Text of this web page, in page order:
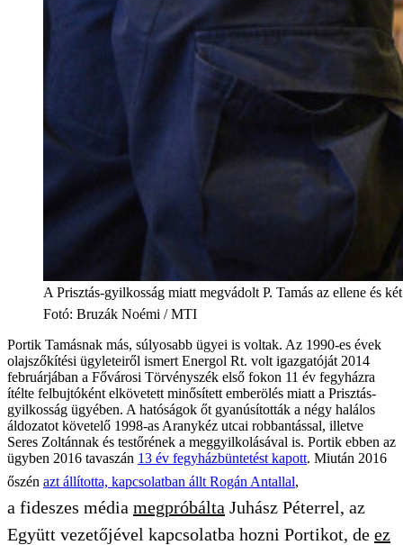
A Prisztás-gyilkosság miatt megvádolt P. Tamás az ellene és
Fotó: Bruzák Noémi / MTI
Portik Tamásnak más, súlyosabb ügyei is voltak. Az 1990-es évek
olajszőkítési ügyleteiről ismert Energol Rt. volt igazgatóját 2014
februárjában a Fővárosi Törvényszék első fokon 11 év fegyházra
ítélte felbujtóként elkövetett minősített emberölés miatt a Prisztás-
gyilkosság ügyében. A hatóságok őt gyanúsították a négy halálos
áldozatot követelő 1998-as Aranykéz utcai robbantással, illetve
Seres Zoltánnak és testőrének a meggyilkolásával is. Portik ebben az
ügyben 2016 tavaszán 13 év fegyházbüntetést kapott. Miután 2016
őszén azt állította, kapcsolatban állt Rogán Antallal,
a fideszes média megpróbálta Juhász Péterrel, az
Együtt vezetőjével kapcsolatba hozni Portikot, de ez